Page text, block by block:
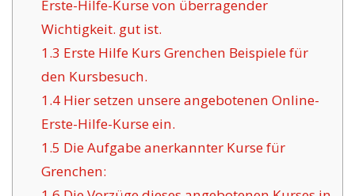
Erste-Hilfe-Kurse von überragender
Wichtigkeit. gut ist.
1.3 Erste Hilfe Kurs Grenchen Beispiele für
den Kursbesuch.
1.4Hier setzen unsere angebotenen Online-
Erste-Hilfe-Kurse ein.
1.5 Die Aufgabe anerkannter Kurse für
Grenchen: